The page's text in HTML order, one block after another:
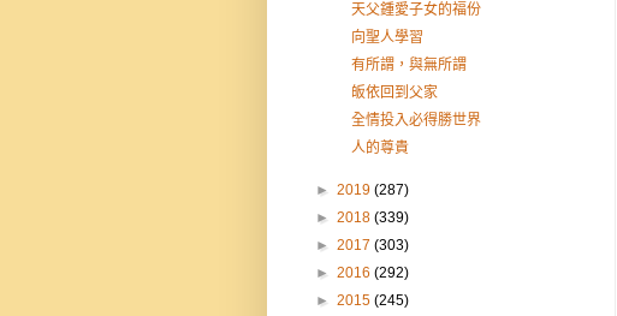
天父鍾愛子女的福份
向聖人學習
有所謂，與無所謂
皈依回到父家
全情投入必得勝世界
人的尊貴
► 2019 (287)
► 2018 (339)
► 2017 (303)
► 2016 (292)
► 2015 (245)